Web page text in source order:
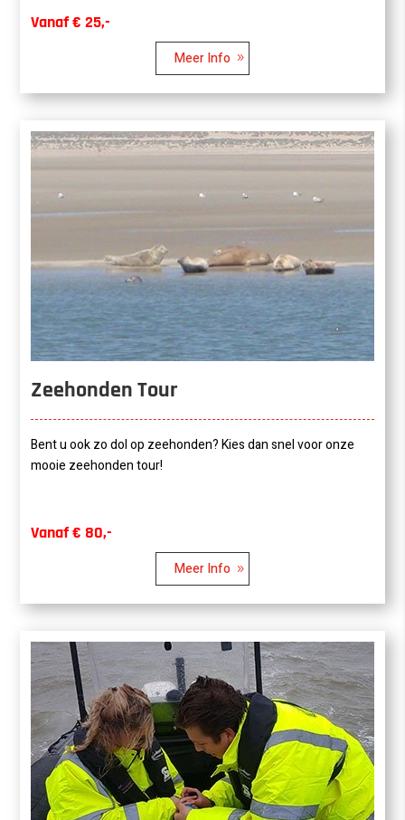
Vanaf € 25,-
Meer Info
Zeehonden Tour
Bent u ook zo dol op zeehonden? Kies dan snel voor onze
mooie zeehonden tour!
Vanaf € 80,-
Meer Info